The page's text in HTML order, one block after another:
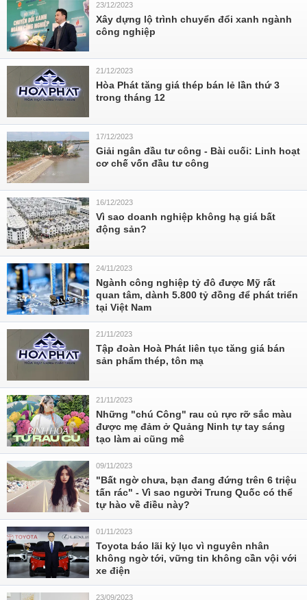
23/12/2023
Xây dựng lộ trình chuyển đổi xanh ngành
công nghiệp
21/12/2023
Hòa Phát tăng giá thép bán lẻ lần thứ 3
trong tháng 12
17/12/2023
Giải ngân đầu tư công - Bài cuối: Linh hoạt
cơ chế vốn đầu tư công
16/12/2023
Vì sao doanh nghiệp không hạ giá bất
động sản?
24/11/2023
Ngành công nghiệp tỷ đô được Mỹ rất
quan tâm, dành 5.800 tỷ đồng để phát triển
tại Việt Nam
21/11/2023
Tập đoàn Hoà Phát liên tục tăng giá bán
sản phẩm thép, tôn mạ
21/11/2023
Những "chú Công" rau củ rực rỡ sắc màu
được mẹ đảm ở Quảng Ninh tự tay sáng
tạo làm ai cũng mê
09/11/2023
"Bất ngờ chưa, bạn đang đứng trên 6 triệu
tấn rác" - Vì sao người Trung Quốc có thể
tự hào về điều này?
01/11/2023
Toyota báo lãi kỷ lục vì nguyên nhân
không ngờ tới, vững tin không cần vội với
xe điện
23/09/2023